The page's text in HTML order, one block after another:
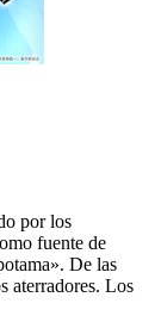
por los
fuente de
De las
aterradores. Los